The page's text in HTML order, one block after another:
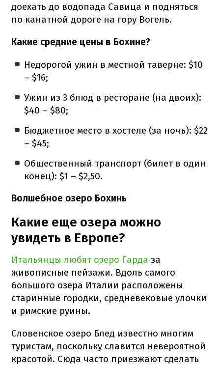
доехать до водопада Савица и подняться
по канатной дороге на гору Вогель.
Какие средние цены в Бохине?
Недорогой ужин в местной таверне: $10
– $16;
Ужин из 3 блюд в ресторане (на двоих):
$40 – $80;
Бюджетное место в хостеле (за ночь): $22
– $45;
Общественный транспорт (билет в один
конец): $1 – $2,50.
Волшебное озеро Бохинь
Какие еще озера можно
увидеть в Европе?
Итальянцы любят озеро Гарда за
живописные пейзажи. Вдоль самого
большого озера Италии расположены
старинные городки, средневековые улочки
и римские руины.
Словенское озеро Блед известно многим
туристам, поскольку славится невероятной
красотой. Сюда часто приезжают сделать